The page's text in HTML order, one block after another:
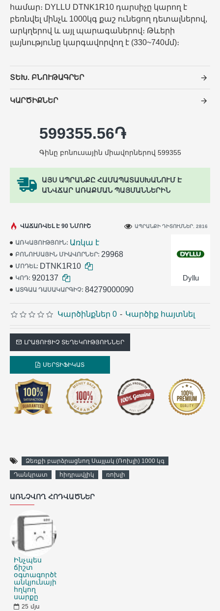
համար։ DYLLU DTNK1R10 դարսիչը կարող է
բեռնվել մինչև 1000կգ քաշ ունեցող դետալներով,
արկղերով և այլ պարագաներով։ Թևերի
լայնությունը կարգավորվող է (330~740մմ)։
ՏԵԽ. ԲՆՈՒԹԱԳՐԵՐ
ԿԱՐԾԻՔՆԵՐ
ԱՅՍ ԱՊՐԱՆՔԸ ՀԱՄԱՊԱՏԱՍԽԱՆՈՒՄ Է
ԱՆՎՃԱՐ ԱՌԱՔՄԱՆ ՊԱՅՄԱՆՆԵՐԻՆ
ԱՌԿԱՅՈՒԹՅՈՒՆ: Առկա է
ԲՈՆՈՒՍԱՅԻՆ ՄԻԱՎՈՐՆԵՐ: 29968
ՄՈԴԵԼ: DTNK1R10
ԿՈԴ: 920137
ԱՏԳԱԱ ԴԱՍԱԿԱՐԳԻՉ: 84279000090
Dyllu
ՎԱՃԱՌՎԵԼ Է 90 ՆՄՈՒՇ ԱՊՐԱՆՔԻ ԴԻՏՈՒՄՆԵՐ. 2816
Կարծինքներ 0 - Կարծիք հայտնել
599355.56֏
Գինը բոնուսային միավորներով 599355
ԼՐԱՑՈՒՑԻՉ ՏԵՂԵԿՈՒԹՅՈՒՆՆԵՐ
ՍԵՐՏԻՖԻԿԱՏ
Ձեռքի բարձրացնող Սայլակ (Ռոխլի) 1000 կգ
Դանկրատ
հիդրավլիկ ռոխլի
ԱՌՆՉՎՈՂ ՀՈԴՎԱԾՆԵՐ
Ինչպես
ճիշտ
օգտագործել
անկյունային
հղկող
սարքը
25 մյս